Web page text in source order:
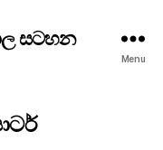
සටහන
Menu